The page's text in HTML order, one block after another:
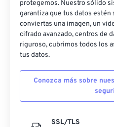
protegemos. Nuestro sólido
garantiza que tus datos estén
conviertas una imagen, un
cifrado avanzado, centros de
riguroso, cubrimos todos los
tus datos.
Conozca más sobre
SSL/TLS